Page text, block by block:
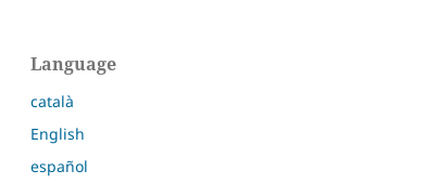
Language
català
English
español